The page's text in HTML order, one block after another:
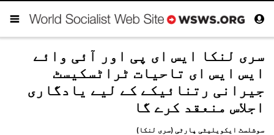
سری لنکا ایس ای پی اور آئی وائے
ایس ایس ای تاحیات ٹراٹسکیسٹ
جیرانی رتنائیکے کے لیے یادگاری
اجلاس منعقد کرے گا
سوشلسٹ ایکویلیٹی پارٹی (سری لنکا)